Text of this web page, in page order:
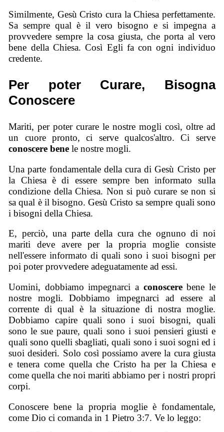
Similmente, Gesù Cristo cura la Chiesa perfettamente.
Sa sempre qual è il vero bisogno e si impegna a
provvedere sempre la cosa giusta, che porta al vero
bene della Chiesa. Così Egli fa con ogni individuo
credente.
Per poter Curare, Bisogna
Conoscere
Mariti, per poter curare le nostre mogli così, oltre ad
un cuore pronto, ci serve qualcos'altro. Ci serve
conoscere benele nostre mogli.
Una parte fondamentale della cura di Gesù Cristo per
la Chiesa è di essere sempre ben informato sulla
condizione della Chiesa. Non si può curare se non si
sa qual è il bisogno. Gesù Cristo sa sempre quali sono
i bisogni della Chiesa.
E, perciò, una parte della cura che ognuno di noi
mariti deve avere per la propria moglie consiste
nell'essere informato di quali sono i suoi bisogni per
poi poter provvedere adeguatamente ad essi.
Uomini, dobbiamo impegnarci a conoscerebene le
nostre mogli. Dobbiamo impegnarci ad essere al
corrente di qual è la situazione di nostra moglie.
Dobbiamo capire quali sono i suoi bisogni, quali
sono le sue paure, quali sono i suoi pensieri giusti e
quali sono quelli sbagliati, quali sono i suoi sogni ed i
suoi desideri. Solo così possiamo avere la cura giusta
e tenera come quella che Cristo ha per la Chiesa e
come quella che noi mariti abbiamo per i nostri propri
corpi.
Conoscere bene la propria moglie è fondamentale,
come Dio ci comanda in 1 Pietro 3:7. Ve lo leggo: